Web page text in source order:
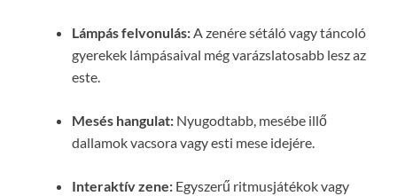
Lámpás felvonulás:A zenére sétáló vagy táncoló
gyerekek lámpásaival még varázslatosabb lesz az
este.
Mesés hangulat: Nyugodtabb, mesébe illő
dallamok vacsora vagy esti mese idejére.
Interaktív zene: Egyszerű ritmusjátékok vagy